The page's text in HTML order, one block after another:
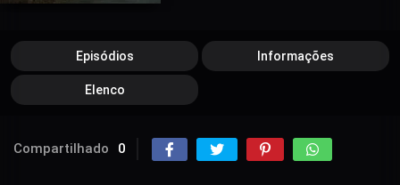
Episódios Informações
Elenco
Compartilhado 0